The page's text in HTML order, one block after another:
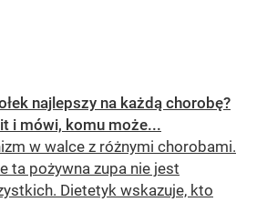
najlepszy na każdą chorobę?
i mówi, komu może...
w walce z różnymi chorobami.
ta pożywna zupa nie jest
Dietetyk wskazuje, kto